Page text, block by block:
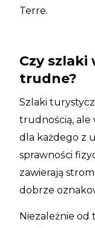
Terre.
Czy szlaki
trudne?
Szlaki
trudnością, ale
dla każdego z
sprawności
zawierają
dobrze
Niezależnie od